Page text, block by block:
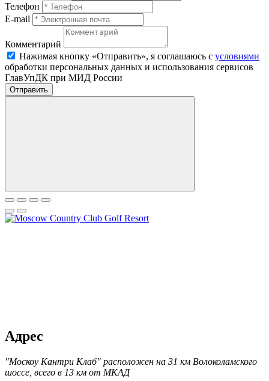
Телефон
E-mail
Комментарий
Нажимая кнопку «Отправить», я соглашаюсь с условиями
обработки персональных данных и использования сервисов
ГлавУпДК при МИД России
Отправить
Адрес
"Москоу Кантри Клаб" расположен на 31 км Волоколамского
шоссе, всего в 13 км от МКАД